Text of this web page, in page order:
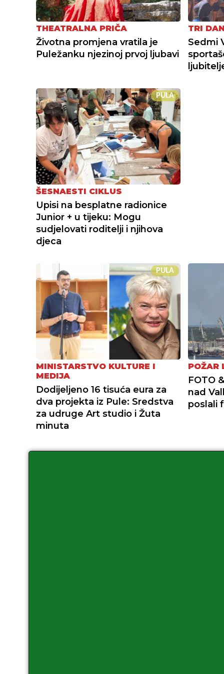
THEATRALNA PRIČA
Životna promjena vratila je
Puležanku njezinoj prvoj ljubavi
TRI
Sedmi
PULA
ŠESNAESTI CIKLUS
Upisi na besplatne radionice
Junior + u tijeku: Mogu
sudjelovati roditelji i njihova
djeca
PULA
MINISTARSTVO KULTURE I
MEDIJA
Dodijeljeno 16 tisuća eura za
dva projekta iz Pule: Sredstva
za udruge Art studio i Žuta
minuta
POŽAR
FOTO
nad
poslali